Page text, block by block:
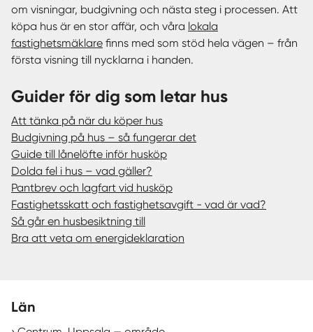
om visningar, budgivning och nästa steg i processen. Att
köpa hus är en stor affär, och våra lokala
fastighetsmäklare finns med som stöd hela vägen – från
första visning till nycklarna i handen.
Guider för dig som letar hus
Att tänka på när du köper hus
Budgivning på hus – så fungerar det
Guide till lånelöfte inför husköp
Dolda fel i hus – vad gäller?
Pantbrev och lagfart vid husköp
Fastighetsskatt och fastighetsavgift - vad är vad?
Så går en husbesiktning till
Bra att veta om energideklaration
Län